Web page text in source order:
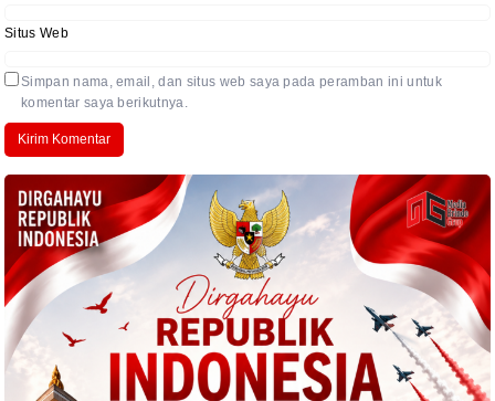
Situs Web
Simpan nama, email, dan situs web saya pada peramban ini untuk
komentar saya berikutnya.